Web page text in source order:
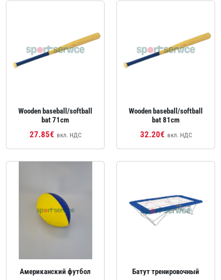
Wooden baseball/softball
bat 71cm
27.85€ вкл. НДС
Wooden baseball/softball
bat 81cm
32.20€ вкл. НДС
Американский футбол Батут тренировочный